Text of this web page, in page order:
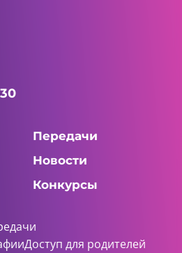
Передачи
Новости
Конкурсы
Доступ для родителей